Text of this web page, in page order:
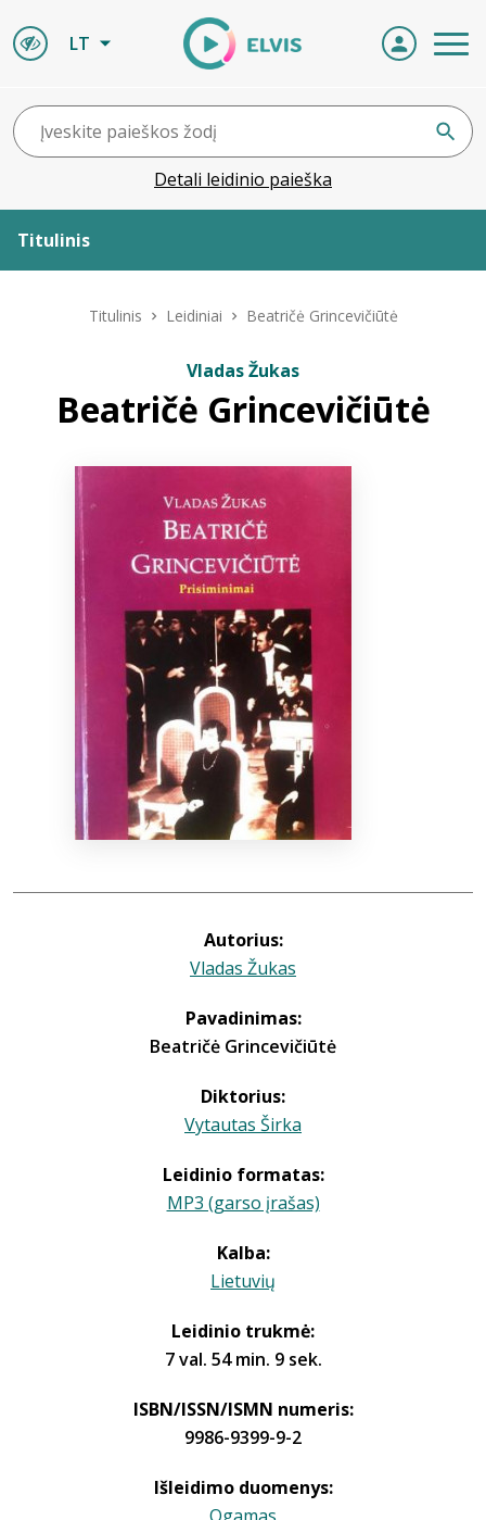
LT
Detali leidinio paieška
Titulinis
ELVIS atvyksta
Naujienos
Bibliotekoms
Titulinis Leidiniai Beatričė Grincevičiūtė
Vladas Žukas
Beatričė Grincevičiūtė
Autorius:
Vladas Žukas
Pavadinimas:
Beatričė Grincevičiūtė
Diktorius:
Vytautas Širka
Leidinio formatas:
MP3 (garso įrašas)
Kalba:
Lietuvių
Leidinio trukmė:
7 val. 54 min. 9 sek.
ISBN/ISSN/ISMN numeris:
9986-9399-9-2
Išleidimo duomenys: